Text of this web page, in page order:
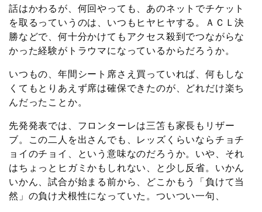
話はかわるが、何回やっても、あのネットでチケット
を取るっていうのは、いつもヒヤヒヤする。ＡＣＬ決
勝などで、何十分かけてもアクセス殺到でつながらな
かった経験がトラウマになっているからだろうか。
いつもの、年間シート席さえ買っていれば、何もしな
くてもとりあえず席は確保できたのが、どれだけ楽ち
んだったことか。
先発発表では、フロンターレは三笘も家長もリザー
ブ。この二人を出さんでも、レッズくらいならチョチ
ョイのチョイ、という意味なのだろうか。いや、それ
はちょっとヒガミかもしれない、と少し反省。いかん
いかん、試合が始まる前から、どこかもう「負けて当
然」の負け犬根性になっていた。ついつい一句、